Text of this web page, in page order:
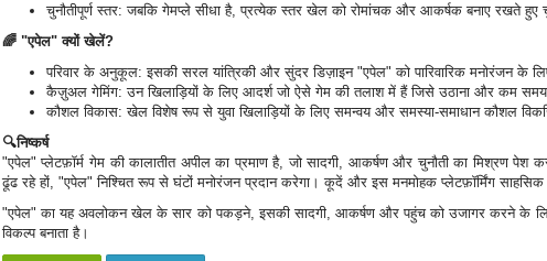
चुनौतीपूर्ण स्तर: जबकि गेमप्ले सीधा है, प्रत्येक स्तर खेल को रोमांचक और आकर्षक बनाए रखते हुए
🌈 "एपेल" क्यों खेलें?
परिवार के अनुकूल: इसकी सरल यांत्रिकी और सुंदर डिज़ाइन "एपेल" को पारिवारिक मनोरंजन के
कैज़ुअल गेमिंग: उन खिलाड़ियों के लिए आदर्श जो ऐसे गेम की तलाश में हैं जिसे उठाना और कम
कौशल विकास: खेल विशेष रूप से युवा खिलाड़ियों के लिए समन्वय और समस्या-समाधान कौशल
🔍निष्कर्ष
"एपेल" प्लेटफ़ॉर्म गेम की कालातीत अपील का प्रमाण है, जो सादगी, आकर्षण और चुनौती का मिश्रण
ढूंढ रहे हों, "एपेल" निश्चित रूप से घंटों मनोरंजन प्रदान करेगा। कूदें और इस मनमोहक प्लेटफ़ॉर्मिंग
"एपेल" का यह अवलोकन खेल के सार को पकड़ने, इसकी सादगी, आकर्षण और पहुंच को उजागर करने के
विकल्प बनाता है।